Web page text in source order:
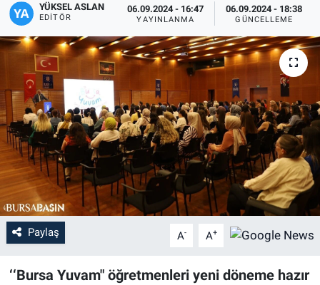
YÜKSEL ASLAN
EDITÖR
06.09.2024 - 16:47
YAYINLANMA
06.09.2024 - 18:38
GÜNCELLEME
Paylaş A- A+
‘‘Bursa Yuvam" öğretmenleri yeni döneme hazır
Gündem
Sağlık
Eğitim
Ekonomi
Dünya
Teknoloji
Haber Arşivi